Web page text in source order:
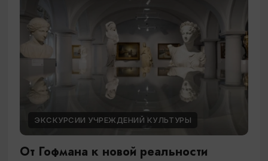
ЭКСКУРСИИ УЧРЕЖДЕНИЙ КУЛЬТУРЫ
От Гофмана к новой реальности